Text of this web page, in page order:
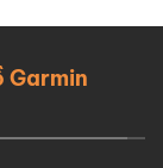
Garmin